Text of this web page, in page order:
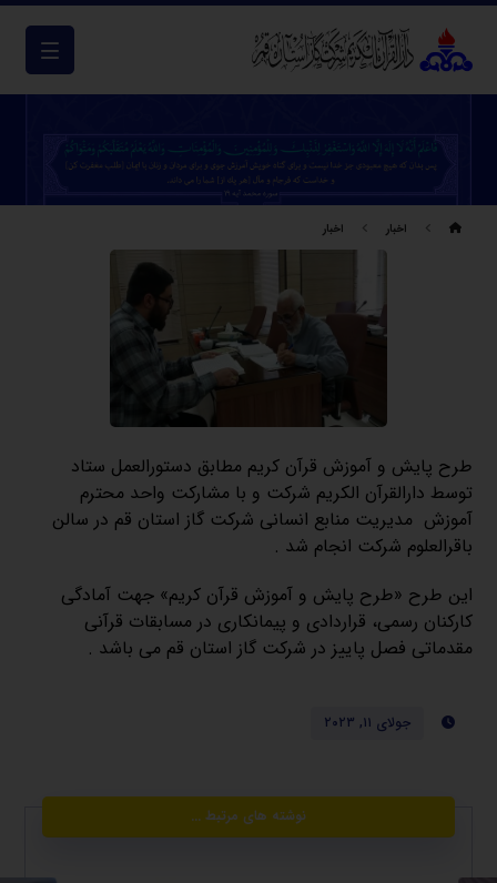
اخبار اخبار
طرح پایش و آموزش قرآن کریم مطابق دستورالعمل ستاد
توسط دارالقرآن الکریم شرکت و با مشارکت واحد محترم
آموزش مدیریت منابع انسانی شرکت گاز استان قم در سالن
باقرالعلوم شرکت انجام شد .
این طرح «طرح پایش و آموزش قرآن کریم» جهت آمادگی
کارکنان رسمی، قراردادی و پیمانکاری در مسابقات قرآنی
مقدماتی فصل پاییز در شرکت گاز استان قم می باشد .
جولای ۱۱, ۲۰۲۳
نوشته های مرتبط ...